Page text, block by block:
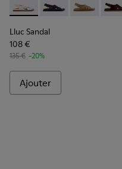
Lluc Sandal - K201880-
Lluc Sandal -
Lluc
Lluc Sandal
108 €
135 € -20%
Ajouter